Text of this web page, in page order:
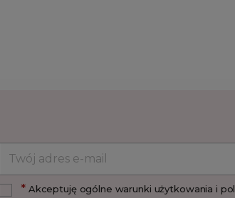
*Akceptuję ogólne warunki użytkowania i